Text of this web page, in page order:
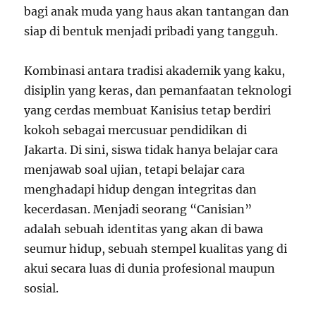
bagi anak muda yang haus akan tantangan dan
siap di bentuk menjadi pribadi yang tangguh.
Kombinasi antara tradisi akademik yang kaku,
disiplin yang keras, dan pemanfaatan teknologi
yang cerdas membuat Kanisius tetap berdiri
kokoh sebagai mercusuar pendidikan di
Jakarta. Di sini, siswa tidak hanya belajar cara
menjawab soal ujian, tetapi belajar cara
menghadapi hidup dengan integritas dan
kecerdasan. Menjadi seorang “Canisian”
adalah sebuah identitas yang akan di bawa
seumur hidup, sebuah stempel kualitas yang di
akui secara luas di dunia profesional maupun
sosial.